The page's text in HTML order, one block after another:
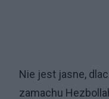
Nie jest jasne,
zamachu